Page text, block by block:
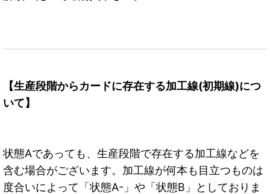
【生産段階からカードに存在する加工線(初期線)につ
いて】
状態Aであっても、生産段階で存在する加工線などを
含む場合がございます。加工線が何本も目立つものは
度合いによって「状態A-」や「状態B」としておりま